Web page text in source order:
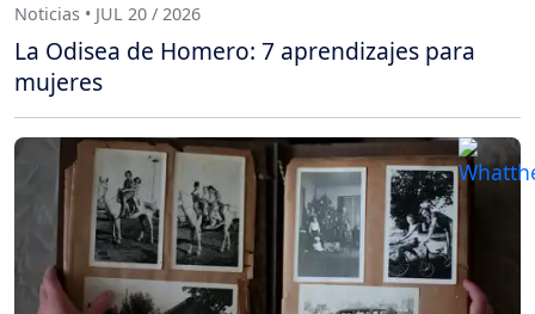
Noticias • JUL 20 / 2026
La Odisea de Homero: 7 aprendizajes para
mujeres